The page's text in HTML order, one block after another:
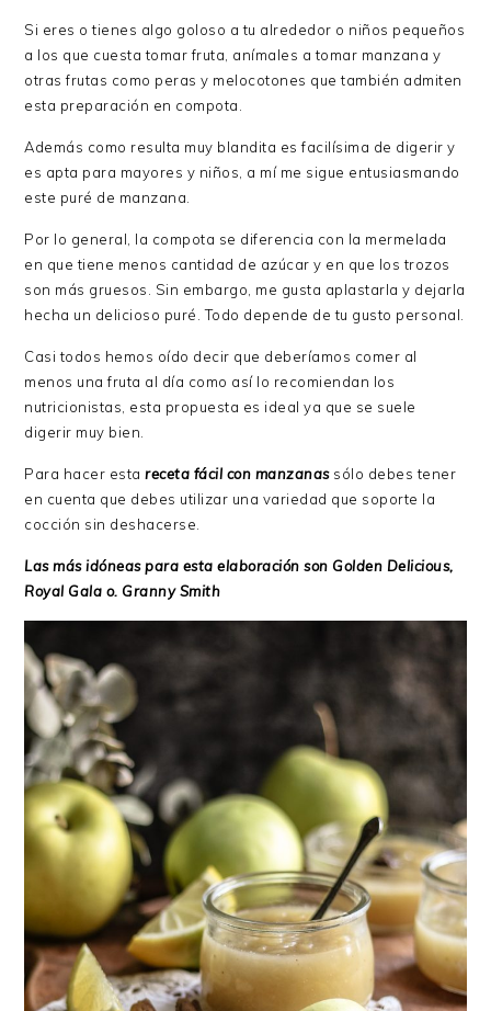
Si eres o tienes algo goloso a tu alrededor o niños pequeños
a los que cuesta tomar fruta, anímales a tomar manzana y
otras frutas como peras y melocotones que también admiten
esta preparación en compota.
Además como resulta muy blandita es facilísima de digerir y
es apta para mayores y niños, a mí me sigue entusiasmando
este puré de manzana.
Por lo general, la compota se diferencia con la mermelada
en que tiene menos cantidad de azúcar y en que los trozos
son más gruesos. Sin embargo, me gusta aplastarla y dejarla
hecha un delicioso puré. Todo depende de tu gusto personal.
Casi todos hemos oído decir que deberíamos comer al
menos una fruta al día como así lo recomiendan los
nutricionistas, esta propuesta es ideal ya que se suele
digerir muy bien.
Para hacer estareceta fácil con manzanassólo debes tener
en cuenta que debes utilizar una variedad que soporte la
cocción sin deshacerse.
Las más idóneas para esta elaboración son Golden Delicious,
Royal Gala o. Granny Smith